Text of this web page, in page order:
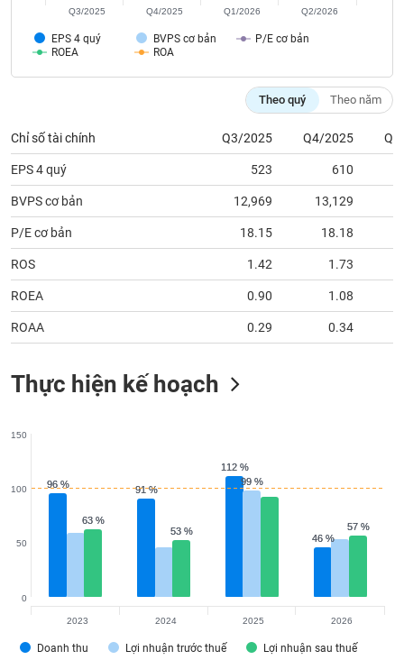
EPS 4 quý BVPS cơ bản
P/E cơ bản
ROEA
ROA
Q3/2025 Q4/2025 Q1/2026 Q2/2026
Theo quý Theo năm
Chỉ số tài chính Q3/2025 Q4/2025
EPS 4 quý 523 610
BVPS cơ bản 12,969 13,129
P/E cơ bản 18.15 18.18
ROS 1.42 1.73
ROEA 0.90 1.08
ROAA 0.29 0.34
Thực hiện kế hoạch
96 %
96 % 91 %
91 %
112 %
112 %
46 %
46 %
99 %
99 %
63 %
63 %
53 %
53 % 57 %
57 %
Doanh thu Lợi nhuận trước thuế Lợi nhuận sau thuế
0
50
100
150
2023 2024 2025 2026